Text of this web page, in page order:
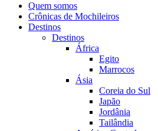
Quem somos
Crônicas de Mochileiros
Destinos
Destinos
África
Egito
Marrocos
Ásia
Coreia do Sul
Japão
Jordânia
Tailândia